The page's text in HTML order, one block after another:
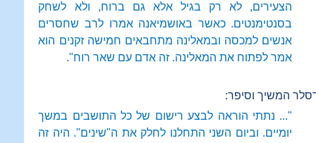
הצעירים, לא רק בגיל אלא גם ברוח, ולא לשחק
בסנטימנטים. כאשר באושמיאנה אמרו לרב שחסרים
אנשים למכסה ובמאלינה מתחבאים חמישה זקנים הוא
אמר לפתוח את המאלינה. זה אדם עם שאר רוח".
המשיך וסיפר:
"... נתתי הוראה לבצע רישום של כל התושבים במשך
יומיים. וביום השני התחלנו לחלק את ה"שינים". היה זה